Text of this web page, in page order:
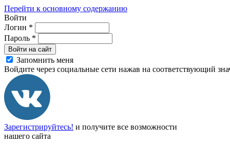
Перейти к основному содержанию
Войти
Логин *
Пароль *
Войти на сайт
Запомнить меня
Войдите через социальные сети нажав на соответствующий
Зарегистрируйтесь! и получите все возможности
нашего сайта